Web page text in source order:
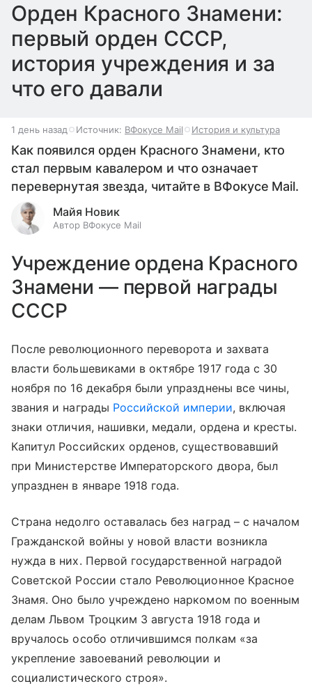
Орден Красного Знамени:
первый орден СССР,
история учреждения и за
что его давали
1 день назад Источник: ВФокусе Mail История и культура
Как появился орден Красного Знамени, кто
стал первым кавалером и что означает
перевернутая звезда, читайте в ВФокусе Mail.
Майя Новик
Автор ВФокусе Mail
Учреждение ордена Красного
Знамени — первой награды
СССР
После революционного переворота и захвата
власти большевиками в октябре 1917 года с 30
ноября по 16 декабря были упразднены все чины,
звания и награды Российской империи, включая
знаки отличия, нашивки, медали, ордена и кресты.
Капитул Российских орденов, существовавший
при Министерстве Императорского двора, был
упразднен в январе 1918 года.
Страна недолго оставалась без наград – с началом
Гражданской войны у новой власти возникла
нужда в них. Первой государственной наградой
Советской России стало Революционное Красное
Знамя. Оно было учреждено наркомом по военным
делам Львом Троцким 3 августа 1918 года и
вручалось особо отличившимся полкам «за
укрепление завоеваний революции и
социалистического строя».